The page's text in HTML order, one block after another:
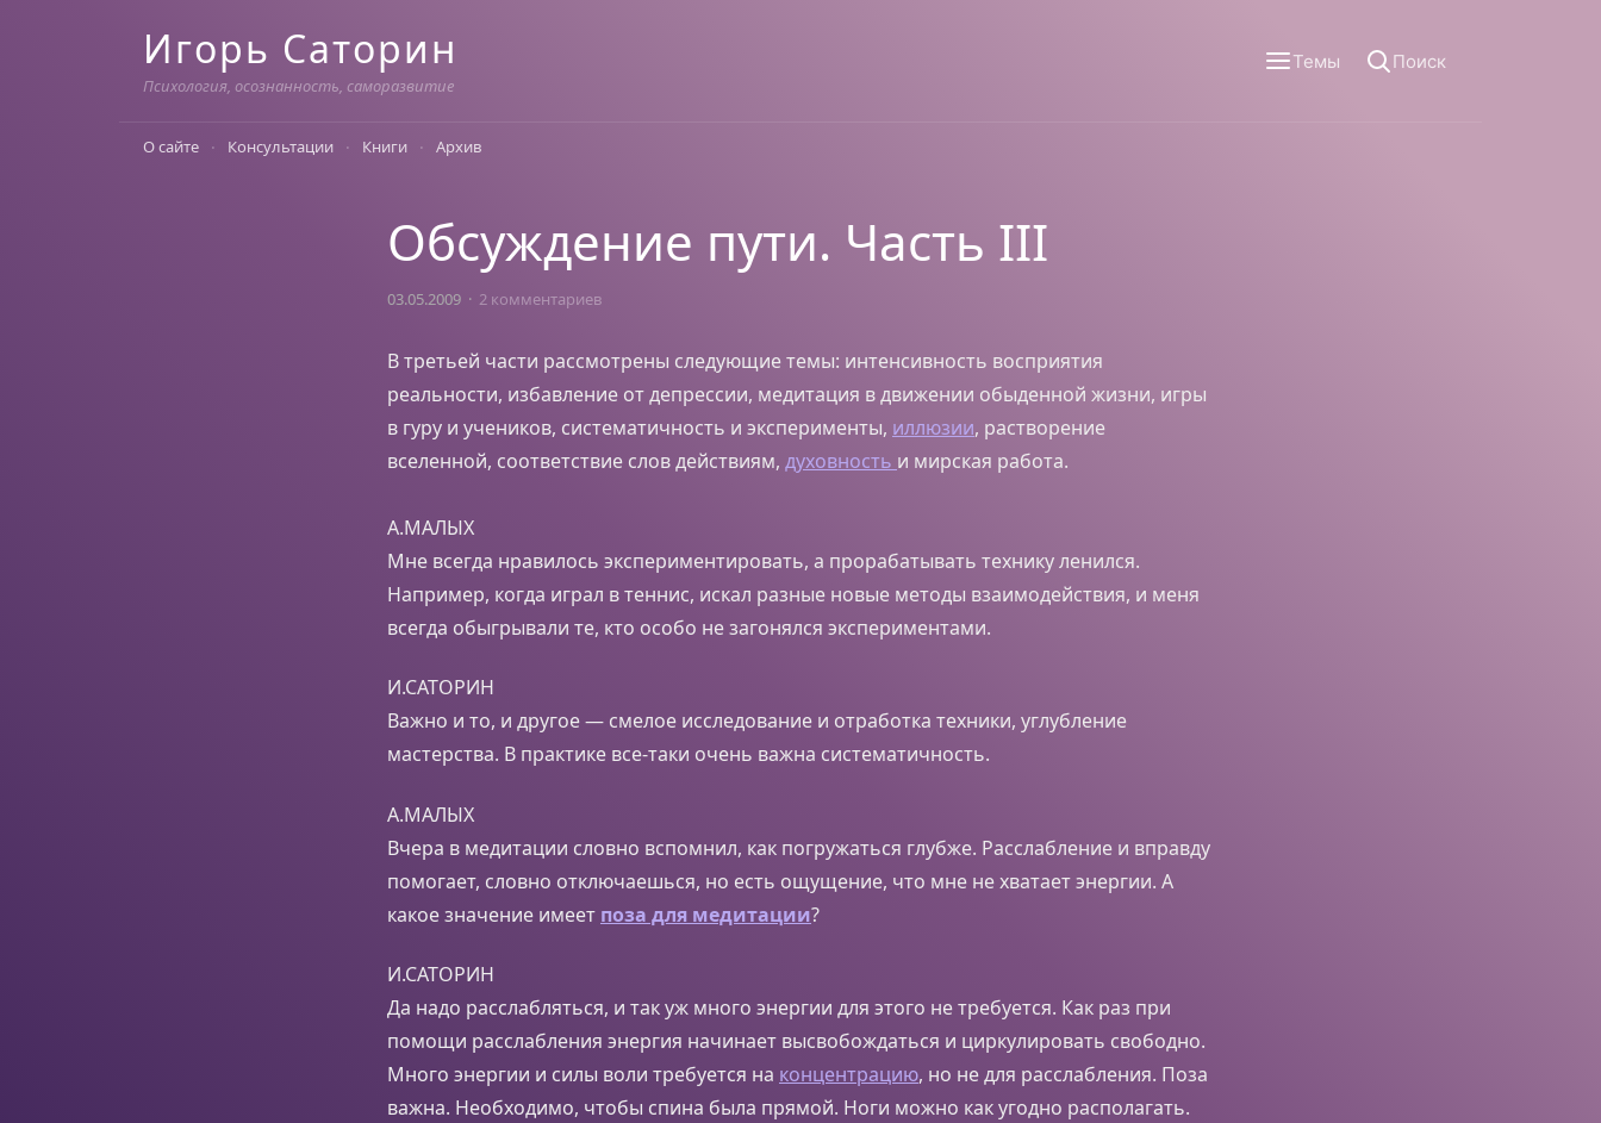
Игорь Саторин
Психология, осознанность, саморазвитие
Темы Поиск
О сайте Консультации Книги Архив
Обсуждение пути. Часть III
03.05.2009 2 комментариев
В третьей части рассмотрены следующие темы: интенсивность восприятия
реальности, избавление от депрессии, медитация в движении обыденной жизни, игры
в гуру и учеников, систематичность и эксперименты, иллюзии, растворение
вселенной, соответствие слов действиям, духовность и мирская работа.
А.МАЛЫХ
Мне всегда нравилось экспериментировать, а прорабатывать технику ленился.
Например, когда играл в теннис, искал разные новые методы взаимодействия, и меня
всегда обыгрывали те, кто особо не загонялся экспериментами.
И.САТОРИН
Важно и то, и другое — смелое исследование и отработка техники, углубление
мастерства. В практике все-таки очень важна систематичность.
А.МАЛЫХ
Вчера в медитации словно вспомнил, как погружаться глубже. Расслабление и вправду
помогает, словно отключаешься, но есть ощущение, что мне не хватает энергии. А
какое значение имеет поза для медитации?
И.САТОРИН
Да надо расслабляться, и так уж много энергии для этого не требуется. Как раз при
помощи расслабления энергия начинает высвобождаться и циркулировать свободно.
Много энергии и силы воли требуется на концентрацию, но не для расслабления. Поза
важна. Необходимо, чтобы спина была прямой. Ноги можно как угодно располагать.